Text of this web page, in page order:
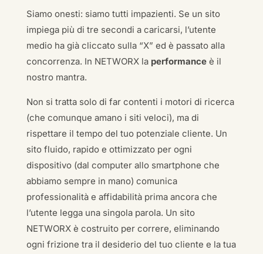
Siamo onesti: siamo tutti impazienti. Se un sito
impiega più di tre secondi a caricarsi, l’utente
medio ha già cliccato sulla “X” ed è passato alla
concorrenza. In NETWORX la performanceè il
nostro mantra.
Non si tratta solo di far contenti i motori di ricerca
(che comunque amano i siti veloci), ma di
rispettare il tempo del tuo potenziale cliente. Un
sito fluido, rapido e ottimizzato per ogni
dispositivo (dal computer allo smartphone che
abbiamo sempre in mano) comunica
professionalità e affidabilità prima ancora che
l’utente legga una singola parola. Un sito
NETWORX è costruito per correre, eliminando
ogni frizione tra il desiderio del tuo cliente e la tua